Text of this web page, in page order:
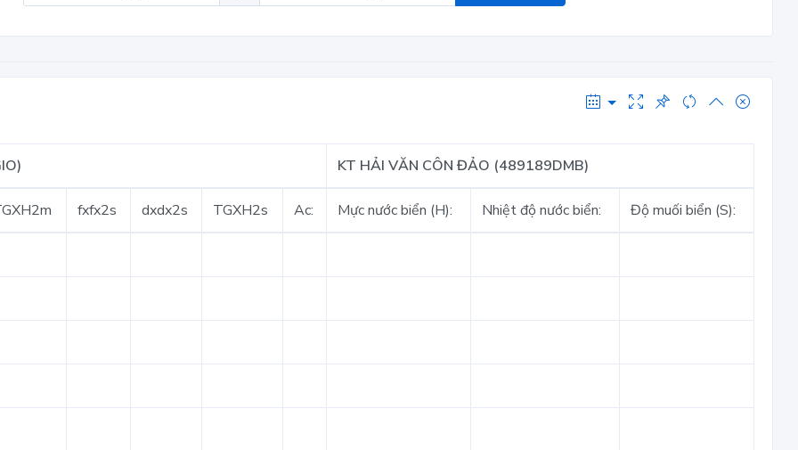
KT HẢI VĂN CÔN ĐẢO (489189DMB)
fxfx2s dxdx2s TGXH2s Ac: Mực nước biển (H): Nhiệt độ nước biển: Độ muối biển (S):